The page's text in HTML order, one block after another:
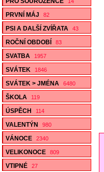
PRVNÍ MÁJ 82
PSI A DALŠÍ ZVÍŘATA 43
ROČNÍ OBDOBÍ 83
SVATBA 1957
SVÁTEK 1846
SVÁTEK > JMÉNA 6480
ŠKOLA 119
ÚSPĚCH 114
VALENTÝN 980
VÁNOCE 2340
VELIKONOCE 809
VTIPNÉ 27